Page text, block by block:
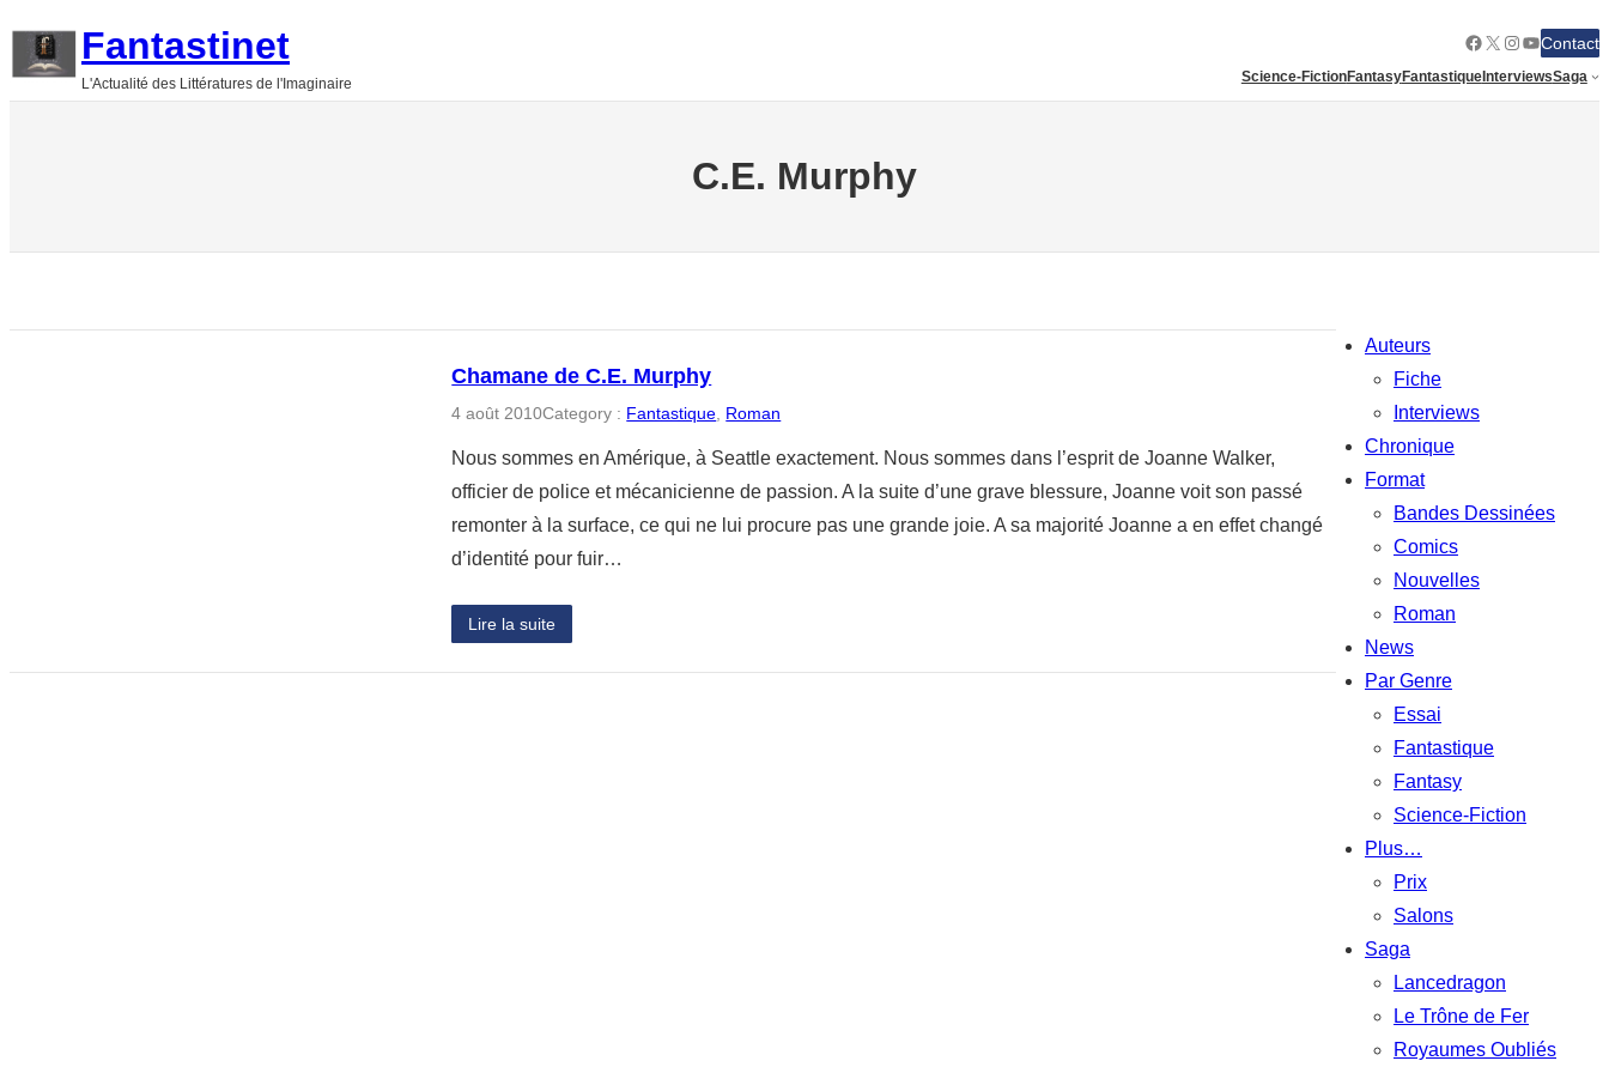
Fantastinet
L'Actualité des Littératures de l'Imaginaire
Facebook
X Instagram
YouTube
Contact
Science-FictionFantasyFantastiqueInterviewsSaga
C.E. Murphy
Chamane de C.E. Murphy
4 août 2010Category : Fantastique Roman
Nous sommes en Amérique, à Seattle exactement. Nous sommes dans l’esprit de Joanne Walker,
officier de police et mécanicienne de passion. A la suite d’une grave blessure, Joanne voit son passé
remonter à la surface, ce qui ne lui procure pas une grande joie. A sa majorité Joanne a en effet changé
d’identité pour fuir…
Lire la suite
Auteurs
Fiche
Interviews
Chronique
Format
Bandes Dessinées
Comics
Nouvelles
Roman
News
Par Genre
Essai
Fantastique
Fantasy
Science-Fiction
Plus…
Prix
Salons
Saga
Lancedragon
Le Trône de Fer
Royaumes Oubliés